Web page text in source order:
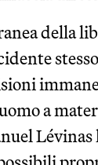
della
a